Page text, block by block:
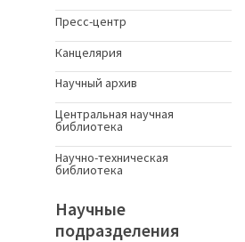
Пресс-центр
Канцелярия
Научный архив
Центральная научная
библиотека
Научно-техническая
библиотека
Научные
подразделения